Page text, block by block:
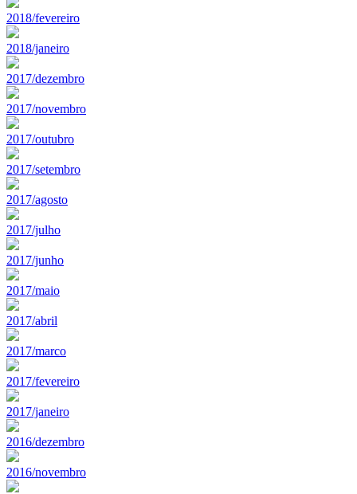
2018/fevereiro
2018/janeiro
2017/dezembro
2017/novembro
2017/outubro
2017/setembro
2017/agosto
2017/julho
2017/junho
2017/maio
2017/abril
2017/marco
2017/fevereiro
2017/janeiro
2016/dezembro
2016/novembro